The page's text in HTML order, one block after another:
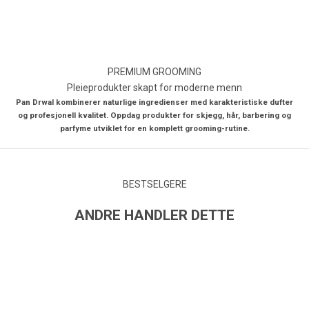
PREMIUM GROOMING
Pleieprodukter skapt for moderne menn
Pan Drwal kombinerer naturlige ingredienser med karakteristiske dufter
og profesjonell kvalitet. Oppdag produkter for skjegg, hår, barbering og
parfyme utviklet for en komplett grooming-rutine.
BESTSELGERE
ANDRE HANDLER DETTE